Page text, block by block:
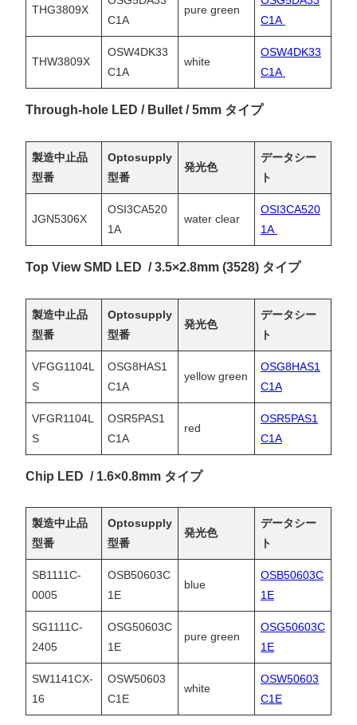
THG3809X
C1A
pure green
C1A
THW3809X
OSW4DK33
C1A
white
OSW4DK33
C1A
Through-hole LED / Bullet / 5mm タイプ
製造中止品
型番
Optosupply
型番
発光色
データシー
ト
JGN5306X
OSI3CA520
1A
water clear
OSI3CA520
1A
Top View SMD LED / 3.5×2.8mm (3528) タイプ
製造中止品
型番
Optosupply
型番
発光色
データシー
ト
VFGG1104L
S
OSG8HAS1
C1A
yellow green
OSG8HAS1
C1A
VFGR1104L
S
OSR5PAS1
C1A
red
OSR5PAS1
C1A
Chip LED / 1.6×0.8mm タイプ
製造中止品
型番
Optosupply
型番
発光色
データシー
ト
SB1111C-
0005
OSB50603C
1E
blue
OSB50603C
1E
SG1111C-
2405
OSG50603C
1E
pure green
OSG50603C
1E
SW1141CX-
16
OSW50603
C1E
white
OSW50603
C1E